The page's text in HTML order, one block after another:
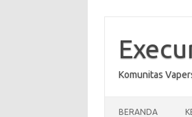
content
Komunitas
BERANDA